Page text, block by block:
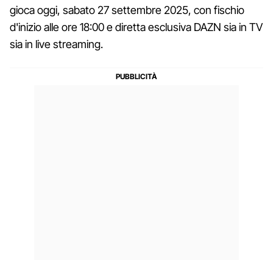
gioca oggi, sabato 27 settembre 2025, con fischio
d'inizio alle ore 18:00 e diretta esclusiva DAZN sia in TV
sia in live streaming.